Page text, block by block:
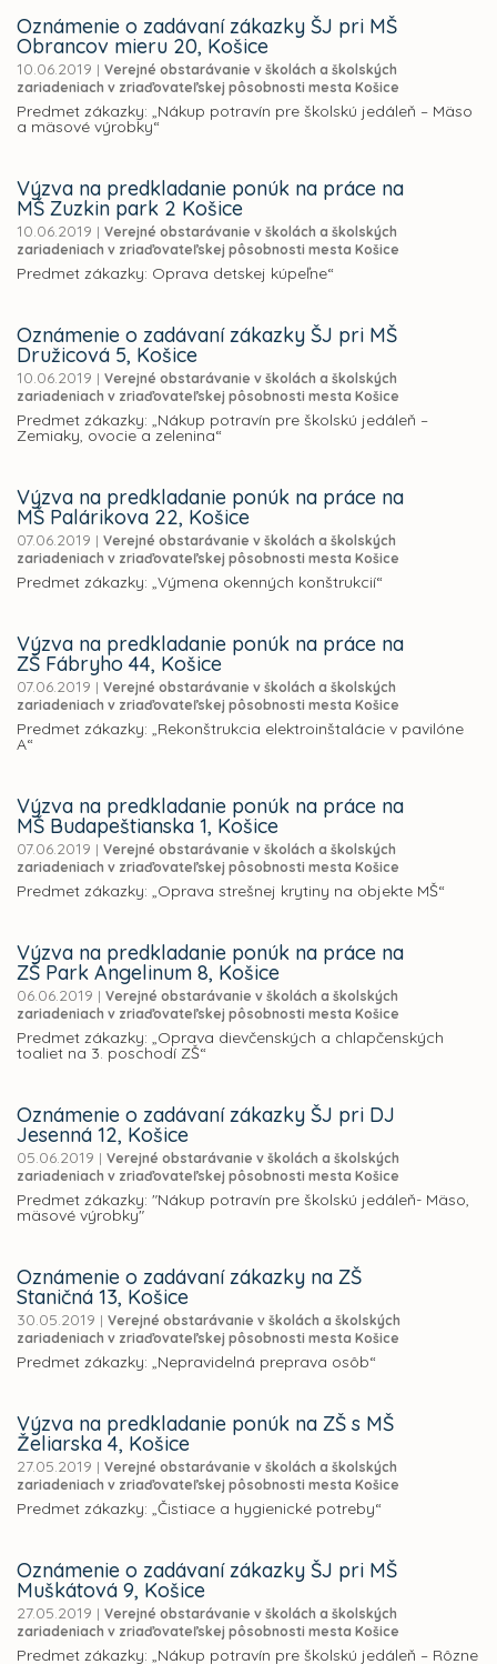
Oznámenie o zadávaní zákazky ŠJ pri MŠ
Obrancov mieru 20, Košice
10.06.2019 | Verejné obstarávanie v školách a školských
zariadeniach v zriaďovateľskej pôsobnosti mesta Košice
Predmet zákazky: „Nákup potravín pre školskú jedáleň – Mäso
a mäsové výrobky“
Výzva na predkladanie ponúk na práce na
MŠ Zuzkin park 2 Košice
10.06.2019 | Verejné obstarávanie v školách a školských
zariadeniach v zriaďovateľskej pôsobnosti mesta Košice
Predmet zákazky: Oprava detskej kúpeľne“
Oznámenie o zadávaní zákazky ŠJ pri MŠ
Družicová 5, Košice
10.06.2019 | Verejné obstarávanie v školách a školských
zariadeniach v zriaďovateľskej pôsobnosti mesta Košice
Predmet zákazky: „Nákup potravín pre školskú jedáleň –
Zemiaky, ovocie a zelenina“
Výzva na predkladanie ponúk na práce na
MŠ Palárikova 22, Košice
07.06.2019 | Verejné obstarávanie v školách a školských
zariadeniach v zriaďovateľskej pôsobnosti mesta Košice
Predmet zákazky: „Výmena okenných konštrukcií“
Výzva na predkladanie ponúk na práce na
ZŠ Fábryho 44, Košice
07.06.2019 | Verejné obstarávanie v školách a školských
zariadeniach v zriaďovateľskej pôsobnosti mesta Košice
Predmet zákazky: „Rekonštrukcia elektroinštalácie v pavilóne
A“
Výzva na predkladanie ponúk na práce na
MŠ Budapeštianska 1, Košice
07.06.2019 | Verejné obstarávanie v školách a školských
zariadeniach v zriaďovateľskej pôsobnosti mesta Košice
Predmet zákazky: „Oprava strešnej krytiny na objekte MŠ“
Výzva na predkladanie ponúk na práce na
ZŠ Park Angelinum 8, Košice
06.06.2019 | Verejné obstarávanie v školách a školských
zariadeniach v zriaďovateľskej pôsobnosti mesta Košice
Predmet zákazky: „Oprava dievčenských a chlapčenských
toaliet na 3. poschodí ZŠ“
Oznámenie o zadávaní zákazky ŠJ pri DJ
Jesenná 12, Košice
05.06.2019 | Verejné obstarávanie v školách a školských
zariadeniach v zriaďovateľskej pôsobnosti mesta Košice
Predmet zákazky: "Nákup potravín pre školskú jedáleň- Mäso,
mäsové výrobky"
Oznámenie o zadávaní zákazky na ZŠ
Staničná 13, Košice
30.05.2019 | Verejné obstarávanie v školách a školských
zariadeniach v zriaďovateľskej pôsobnosti mesta Košice
Predmet zákazky: „Nepravidelná preprava osôb“
Výzva na predkladanie ponúk na ZŠ s MŠ
Želiarska 4, Košice
27.05.2019 | Verejné obstarávanie v školách a školských
zariadeniach v zriaďovateľskej pôsobnosti mesta Košice
Predmet zákazky: „Čistiace a hygienické potreby“
Oznámenie o zadávaní zákazky ŠJ pri MŠ
Muškátová 9, Košice
27.05.2019 | Verejné obstarávanie v školách a školských
zariadeniach v zriaďovateľskej pôsobnosti mesta Košice
Predmet zákazky: „Nákup potravín pre školskú jedáleň – Rôzne